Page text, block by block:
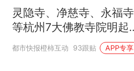
灵隐寺、净慈寺、永福寺
等杭州7大佛教寺院明起
临时关闭，别跑空了
都市快报橙柿互动 93跟贴 APP专享